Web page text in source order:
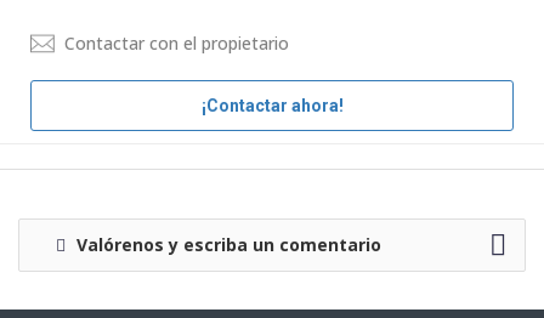
Contactar con el propietario
¡Contactar ahora!
Valórenos y escriba un comentario